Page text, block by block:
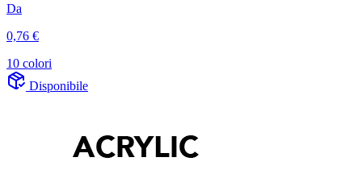
Da
0,76 €
10 colori
Disponibile